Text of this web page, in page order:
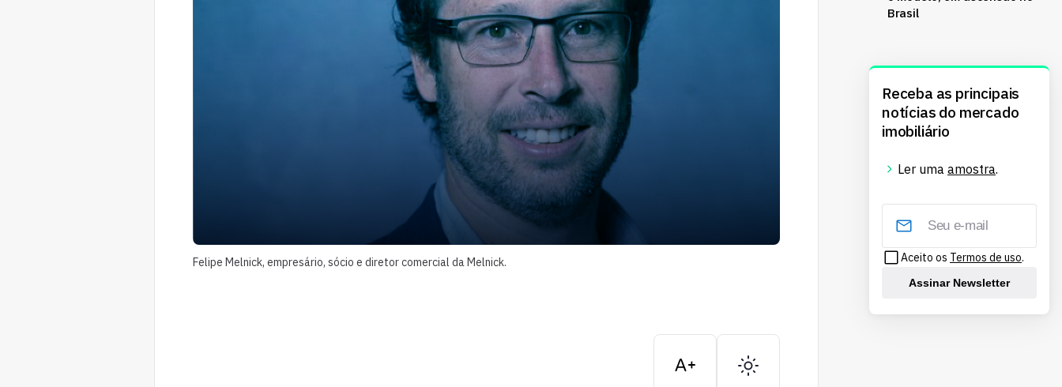
Felipe Melnick, empresário, sócio e diretor comercial da Melnick.
Brasil
Receba as principais
notícias do mercado
imobiliário
Ler uma amostra.
Aceito os Termos de uso.
Assinar Newsletter